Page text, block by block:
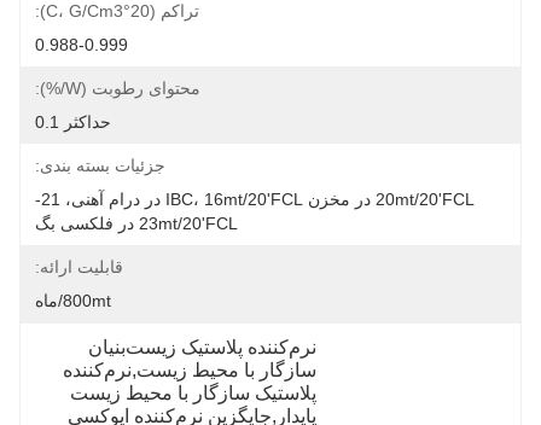
تراکم (20°C، G/cm3):
0.988-0.999
محتوای رطوبت (w/%):
حداکثر 0.1
جزئیات بسته بندی:
20mt/20'FCL در مخزن IBC، 16mt/20'FCL در درام آهنی، 21-
23mt/20'FCL در فلکسی بگ
قابلیت ارائه:
800mt/ماه